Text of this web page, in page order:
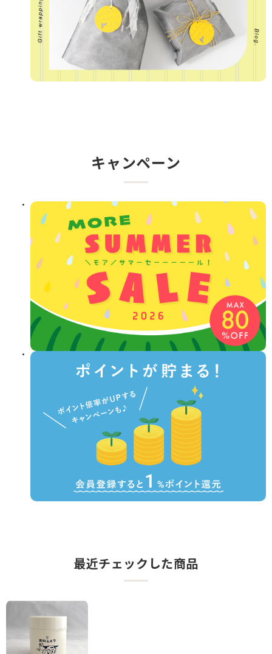
キャンペーン
最近チェックした商品